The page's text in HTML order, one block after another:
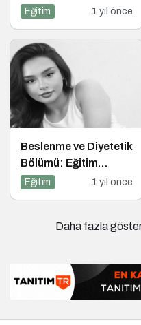
Hazırlanır?
Eğitim 1 yıl önce
Beslenme ve Diyetetik
Bölümü: Eğitim
Süreci, Kariyer
Eğitim 1 yıl önce
Daha fazla